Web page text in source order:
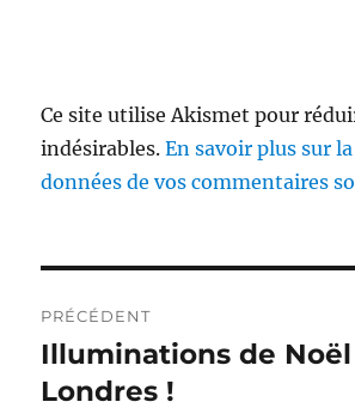
Ce site utilise Akismet pour
indésirables.En savoir plus sur
données de vos commentaires
de
l’article
PRÉCÉDENT
Publication
précédente :
Illuminations de Noël
Londres !